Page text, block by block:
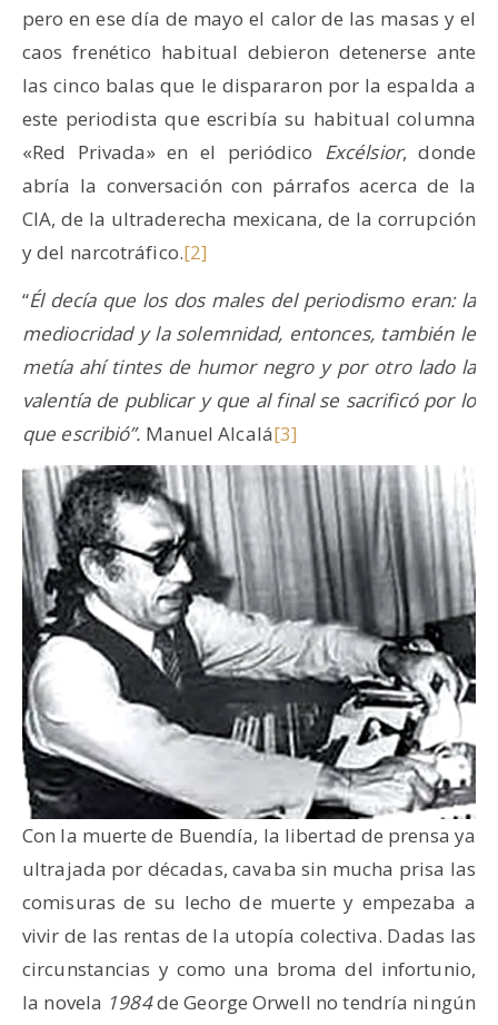
pero en ese día de mayo el calor de las masas y el
caos frenético habitual debieron detenerse ante
las cinco balas que le dispararon por la espalda a
este periodista que escribía su habitual columna
«Red Privada» en el periódico Excélsior, donde
abría la conversación con párrafos acerca de la
CIA, de la ultraderecha mexicana, de la corrupción
y del narcotráfico.[2]
“Él decía que los dos males del periodismo eran: la
mediocridad y la solemnidad, entonces, también le
metía ahí tintes de humor negro y por otro lado la
valentía de publicar y que al final se sacrificó por lo
que escribió”. Manuel Alcalá[3]
Con la muerte de Buendía, la libertad de prensa ya
ultrajada por décadas, cavaba sin mucha prisa las
comisuras de su lecho de muerte y empezaba a
vivir de las rentas de la utopía colectiva. Dadas las
circunstancias y como una broma del infortunio,
la novela 1984de George Orwell no tendría ningún